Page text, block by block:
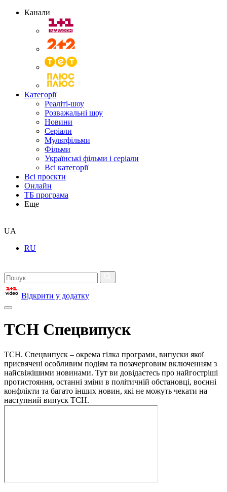
Канали
Категорії
Реаліті-шоу
Розважальні шоу
Новини
Серіали
Мультфільми
Фільми
Українські фільми і серіали
Всі категорії
Всі проєкти
Онлайн
ТБ програма
Еще
UA
RU
Відкрити у додатку
ТСН Спецвипуск
ТСН. Спецвипуск – окрема гілка програми, випуски якої
присвячені особливим подіям та позачерговим включенням з
найсвіжішими новинами. Тут ви довідаєтесь про найгостріші
протистояння, останні зміни в політичній обстановці, воєнні
конфлікти та багато інших новин, які не можуть чекати на
наступний випуск ТСН.